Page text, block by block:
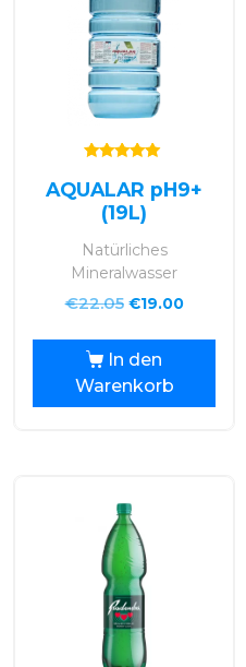
5.00
von 5
AQUALAR pH9+
(19L)
Natürliches
Mineralwasser
€22.05 €19.00
In den
Warenkorb